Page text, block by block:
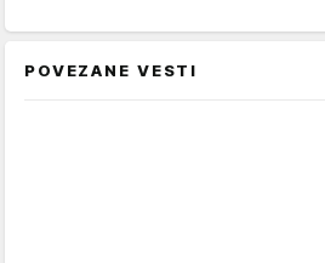
POVEZANE VESTI